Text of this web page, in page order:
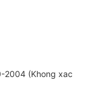
2004 (Khong xac